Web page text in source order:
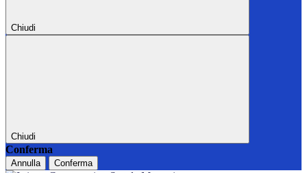
Chiudi
Chiudi
Conferma
Annulla Conferma